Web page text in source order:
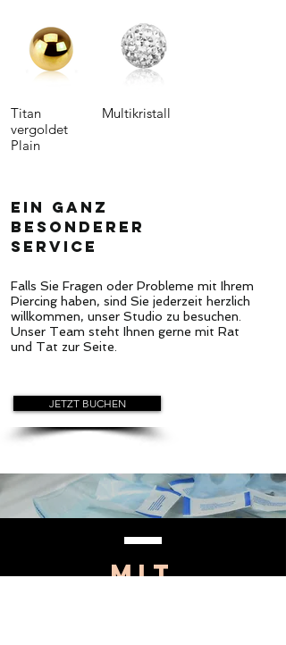
Titan
vergoldet
Plain
Multikristall
Ein ganz
besonderer
Service
Falls Sie Fragen oder Probleme mit Ihrem
Piercing haben, sind Sie jederzeit herzlich
willkommen, unser Studio zu besuchen.
Unser Team steht Ihnen gerne mit Rat
und Tat zur Seite.
JETZT BUCHEN
mit